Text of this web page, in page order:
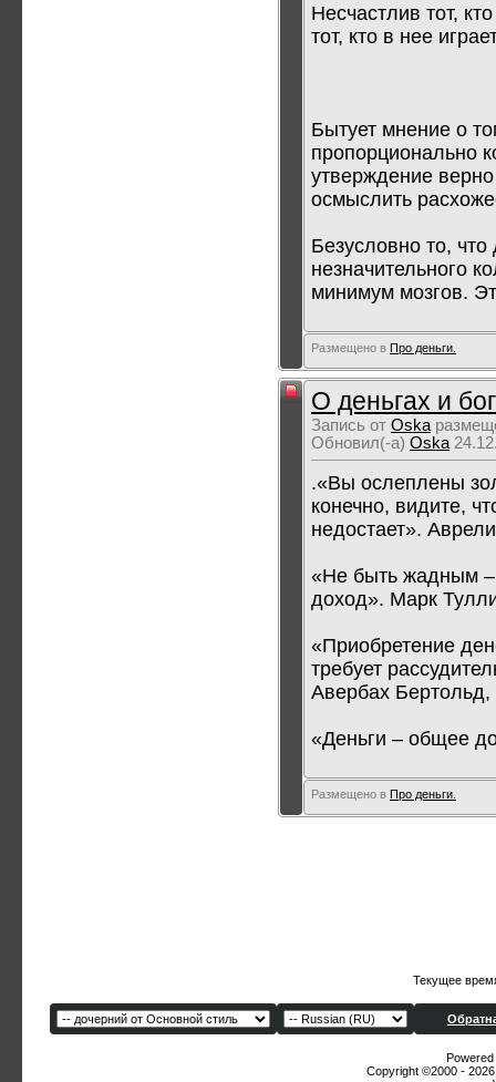
Несчастлив тот,
тот, кто в нее
Бытует мнение о
пропорционально
утверждение
осмыслить
Безусловно то,
незначительного
минимум мозгов.
Размещено в Про деньги.
О деньгах и
Запись от Oska
Обновил(-а) Oska
.«Вы ослеплены
конечно, видите,
недостает».
«Не быть жадным –
доход». Марк
«Приобретение
требует
Авербах Бертольд,
«Деньги – общее
Размещено в Про деньги.
Текущее
Copyright ©2000 -